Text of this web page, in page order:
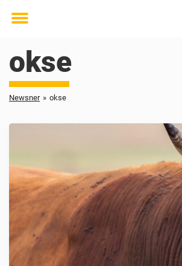
Toggle
okse
Newsner » okse